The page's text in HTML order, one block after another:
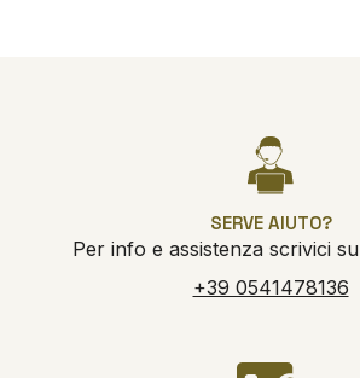
SERVE AIUTO?
Per info e assistenza scrivici su
+39 0541478136